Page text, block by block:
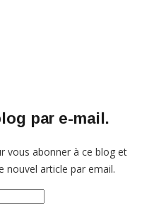
par e-mail.
vous abonner à ce blog et
nouvel article par email.